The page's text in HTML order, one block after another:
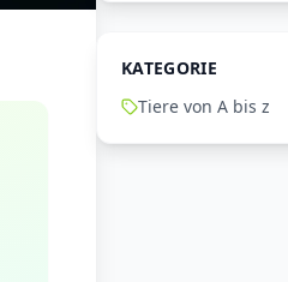
KATEGORIE
Tiere von A bis z